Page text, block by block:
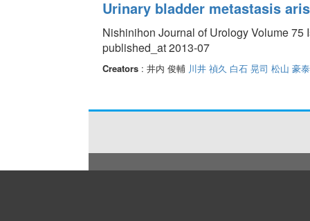
Urinary bladder metastasis
Nishinihon Journal of Urology Volume 75
published_at 2013-07
Creators: 井内 俊輔 川井 禎久 白石 晃司 松山 豪泰